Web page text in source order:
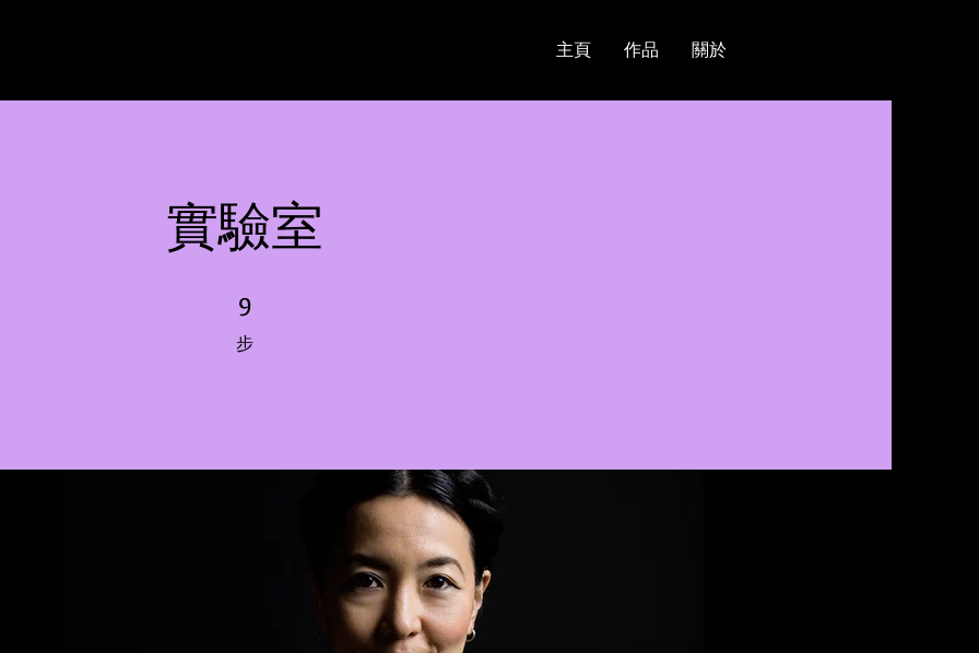
主頁 作品 關於
實驗室
9
步